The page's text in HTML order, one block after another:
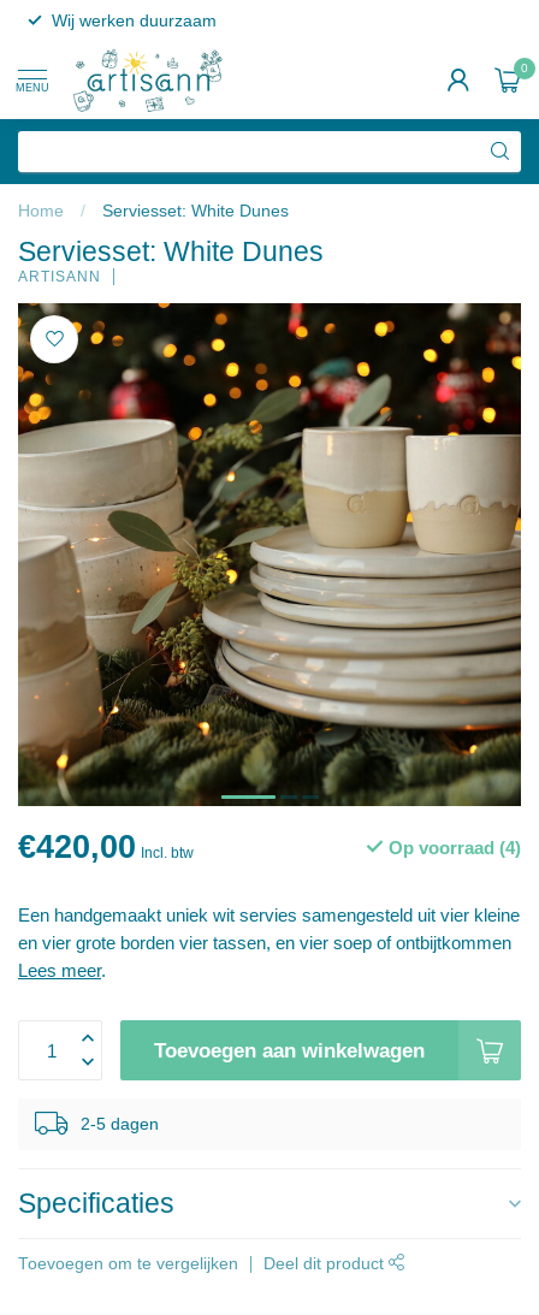
Wij werken duurzaam
MENU
0
Home / Serviesset: White Dunes
Serviesset: White Dunes
ARTISANN
€420,00 Incl. btw Op voorraad (4)
Een handgemaakt uniek wit servies samengesteld uit vier kleine
en vier grote borden vier tassen, en vier soep of ontbijtkommen
Lees meer.
Toevoegen aan winkelwagen
2-5 dagen
Specificaties
Toevoegen om te vergelijken Deel dit product